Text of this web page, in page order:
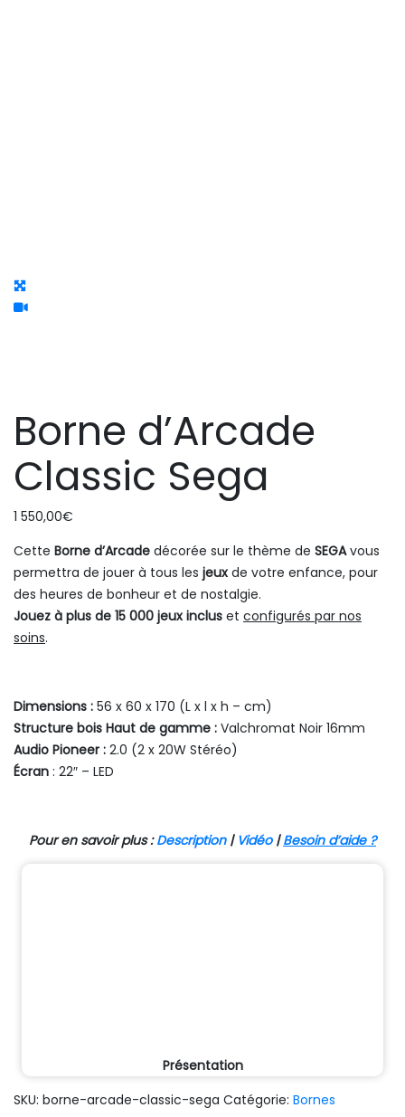
Borne d’Arcade
Classic Sega
1 550,00€
Cette Borne d’Arcade décorée sur le thème de SEGAvous
permettra de jouer à tous les jeux de votre enfance, pour
des heures de bonheur et de nostalgie.
Jouez à plus de 15 000 jeux inclus et configurés par nos
soins.
Dimensions : 56 x 60 x 170 (L x l x h – cm)
Structure bois Haut de gamme : Valchromat Noir 16mm
Audio Pioneer : 2.0 (2 x 20W Stéréo)
Écran : 22″ – LED
Pour en savoir plus :Description| Vidéo|Besoin d’aide ?
Présentation
SKU: borne-arcade-classic-sega Catégorie: Bornes